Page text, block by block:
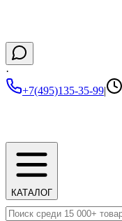
·
+7(495)135-35-99|
КАТАЛОГ